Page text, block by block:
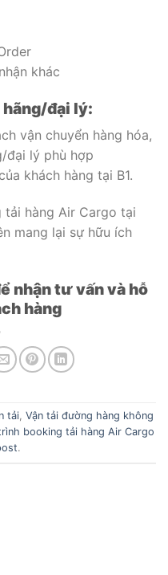
khác
đại lý:
vận chuyển hàng hóa,
đại lý phù hợp
khách hàng tại B1.
tải hàng Air Cargo tại
mang lại sự hữu ích
nhận tư vấn và hỗ
hàng
tải, Vận tải đường hàng không
booking tải hàng Air Cargo
.